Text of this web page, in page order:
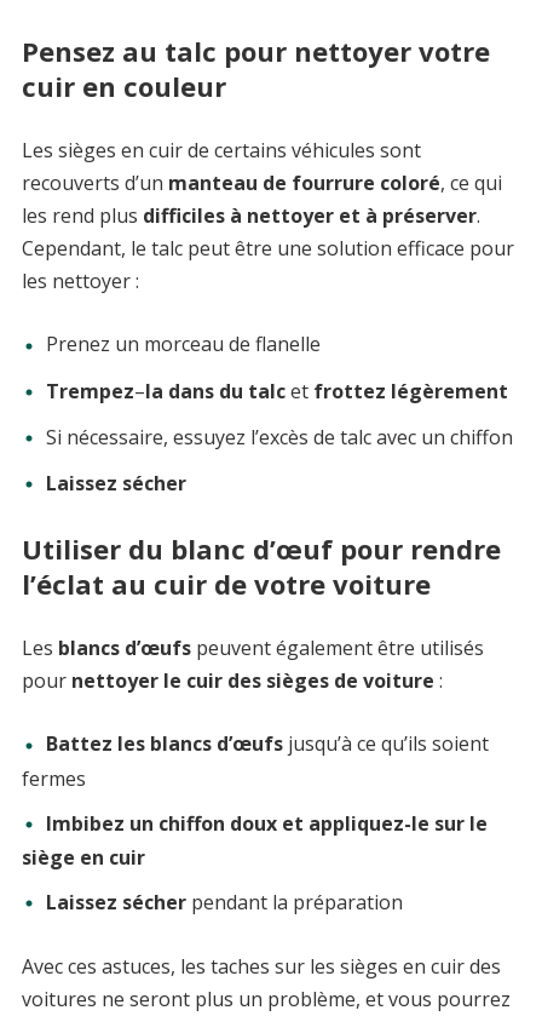
Pensez au talc pour nettoyer votre
cuir en couleur
Les sièges en cuir de certains véhicules sont
recouverts d’un manteau de fourrure coloré, ce qui
les rend plus difficiles à nettoyer et à préserver.
Cependant, le talc peut être une solution efficace pour
les nettoyer :
Prenez un morceau de flanelle
Trempez–la dans du talcet frottez légèrement
Si nécessaire, essuyez l’excès de talc avec un chiffon
Laissez sécher
Utiliser du blanc d’œuf pour rendre
l’éclat au cuir de votre voiture
Les blancs d’œufs peuvent également être utilisés
pour nettoyer le cuir des sièges de voiture :
Battez les blancs d’œufs jusqu’à ce qu’ils soient
fermes
Imbibez un chiffon doux et appliquez-le sur le
siège en cuir
Laissez sécherpendant la préparation
Avec ces astuces, les taches sur les sièges en cuir des
voitures ne seront plus un problème, et vous pourrez